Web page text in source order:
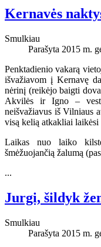
Kernavės
Smulkiau
Parašyta 2015 m.
Penktadienio vakarą
išvažiavom į Kernavę
nėrinį (reikėjo baigti
Akvilės ir Igno –
neišvažiavus iš Vilniaus
visą kelią atkakliai
Laikas nuo laiko
šmėžuojančią žalumą
...
Jurgi, šildyk
Smulkiau
Parašyta 2015 m.